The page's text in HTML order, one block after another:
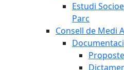
Estudi
Parc
Consell de Medi